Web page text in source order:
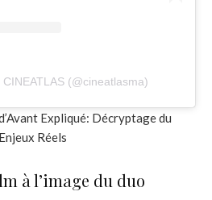
(@cineatlasma)
Expliqué: Décryptage du
Réels
à l’image du duo